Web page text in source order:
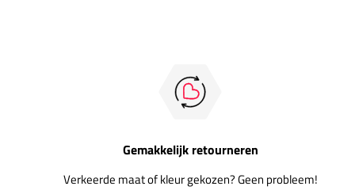
Gemakkelijk retourneren
Verkeerde maat of kleur gekozen? Geen probleem!